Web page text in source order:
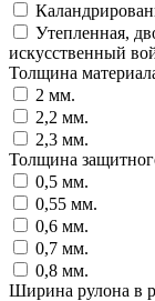
Утепленная,
искусственный
Толщина
2 мм.
2,2 мм.
2,3 мм.
Толщина
0,5 мм.
0,55 мм.
0,6 мм.
0,7 мм.
0,8 мм.
Ширина рулона в